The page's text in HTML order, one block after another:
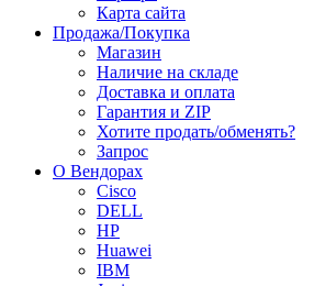
Карта сайта
Продажа/Покупка
Магазин
Наличие на складе
Доставка и оплата
Гарантия и ZIP
Хотите продать/обменять?
Запрос
О Вендорах
Cisco
DELL
HP
Huawei
IBM